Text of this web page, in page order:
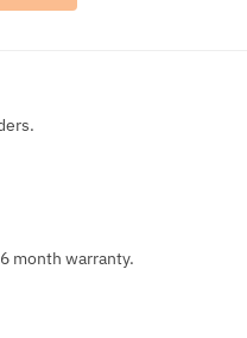
month warranty.